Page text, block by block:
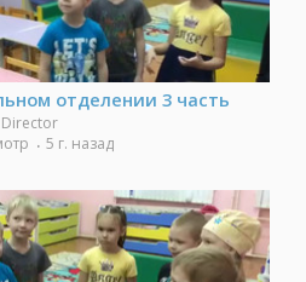
отделении 3 часть
Director
5 г. назад